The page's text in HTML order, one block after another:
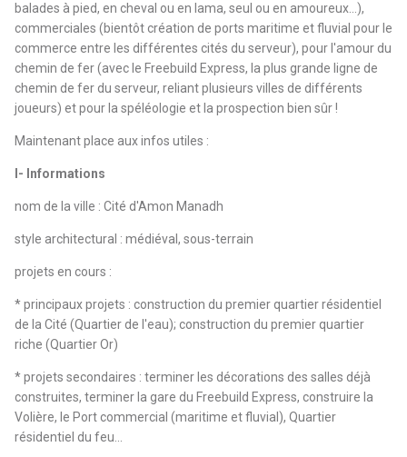
balades à pied, en cheval ou en lama, seul ou en amoureux...),
commerciales (bientôt création de ports maritime et fluvial pour le
commerce entre les différentes cités du serveur), pour l'amour du
chemin de fer (avec le Freebuild Express, la plus grande ligne de
chemin de fer du serveur, reliant plusieurs villes de différents
joueurs) et pour la spéléologie et la prospection bien sûr !
Maintenant place aux infos utiles :
I- Informations
nom de la ville : Cité d'Amon Manadh
style architectural : médiéval, sous-terrain
projets en cours :
* principaux projets : construction du premier quartier résidentiel
de la Cité (Quartier de l'eau); construction du premier quartier
riche (Quartier Or)
* projets secondaires : terminer les décorations des salles déjà
construites, terminer la gare du Freebuild Express, construire la
Volière, le Port commercial (maritime et fluvial), Quartier
résidentiel du feu...